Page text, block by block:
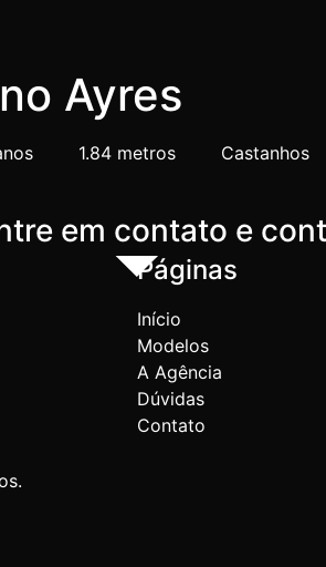
Ayres
1.84 metros Castanhos
em contato e
Páginas
Início
Modelos
A Agência
Dúvidas
Contato